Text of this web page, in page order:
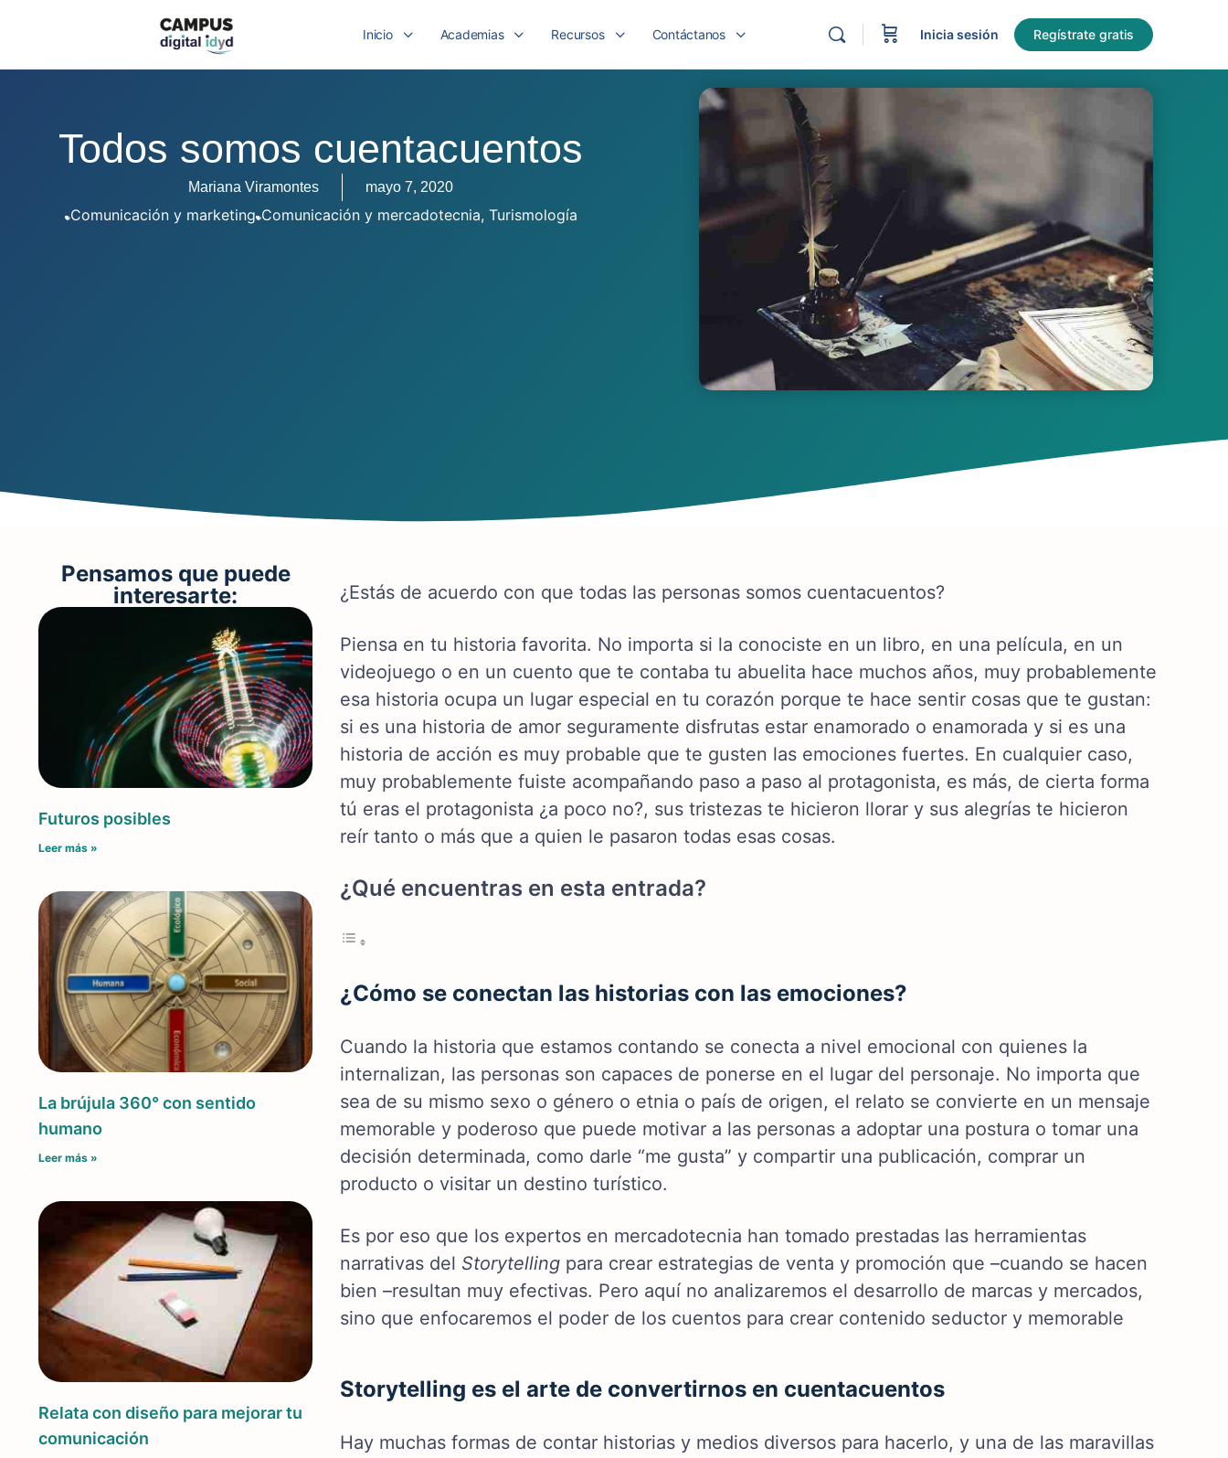
Inicio Academias Recursos Contáctanos Inicia sesión Regístrate gratis
Todos somos cuentacuentos
Mariana Viramontes mayo 7, 2020
Comunicación y marketing Comunicación y mercadotecnia, Turismología
Pensamos que puede
interesarte:
Futuros posibles
Leer más »
La brújula 360° con sentido
humano
Leer más »
Relata con diseño para mejorar tu
comunicación
¿Estás de acuerdo con que todas las personas somos cuentacuentos?
Piensa en tu historia favorita. No importa si la conociste en un libro, en una película, en un
videojuego o en un cuento que te contaba tu abuelita hace muchos años, muy probablemente
esa historia ocupa un lugar especial en tu corazón porque te hace sentir cosas que te gustan:
si es una historia de amor seguramente disfrutas estar enamorado o enamorada y si es una
historia de acción es muy probable que te gusten las emociones fuertes. En cualquier caso,
muy probablemente fuiste acompañando paso a paso al protagonista, es más, de cierta forma
tú eras el protagonista ¿a poco no?, sus tristezas te hicieron llorar y sus alegrías te hicieron
reír tanto o más que a quien le pasaron todas esas cosas.
¿Qué encuentras en esta entrada?
¿Cómo se conectan las historias con las emociones?
Cuando la historia que estamos contando se conecta a nivel emocional con quienes la
internalizan, las personas son capaces de ponerse en el lugar del personaje. No importa que
sea de su mismo sexo o género o etnia o país de origen, el relato se convierte en un mensaje
memorable y poderoso que puede motivar a las personas a adoptar una postura o tomar una
decisión determinada, como darle “me gusta” y compartir una publicación, comprar un
producto o visitar un destino turístico.
Es por eso que los expertos en mercadotecnia han tomado prestadas las herramientas
narrativas del Storytelling para crear estrategias de venta y promoción que –cuando se hacen
bien­ –resultan muy efectivas. Pero aquí no analizaremos el desarrollo de marcas y mercados,
sino que enfocaremos el poder de los cuentos para crear contenido seductor y memorable
Storytelling es el arte de convertirnos en cuentacuentos
Hay muchas formas de contar historias y medios diversos para hacerlo, y una de las maravillas